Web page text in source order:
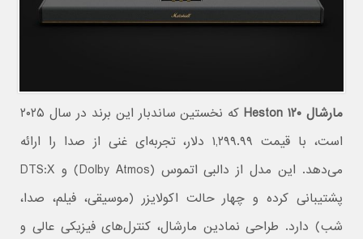
مارشال Heston ۱۲۰
که نخستین ساندبار این برند در سال ۲۰۲۵
است، با قیمت ۱,۲۹۹.۹۹ دلار، تجربه‌ای غنی از صدا را ارائه
می‌دهد. این مدل از دالبی اتموس (Dolby Atmos) و DTS:X
پشتیبانی کرده و چهار حالت اکولایزر (موسیقی، فیلم، صدا،
شب) دارد. طراحی نمادین مارشال، کنترل‌های فیزیکی عالی و